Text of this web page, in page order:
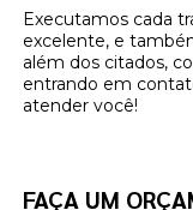
Executamos cada
excelente, e
além dos citados,
entrando em
atender você!
FAÇA UM